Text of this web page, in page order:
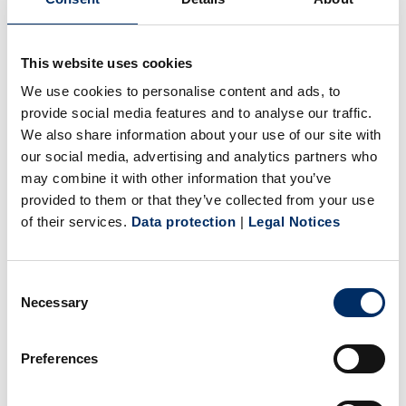
This website uses cookies
We use cookies to personalise content and ads, to
provide social media features and to analyse our traffic.
We also share information about your use of our site with
our social media, advertising and analytics partners who
may combine it with other information that you’ve
provided to them or that they’ve collected from your use
of their services. Data protection | Legal Notices
Selection
Necessary
Preferences
Die zum zweiten Mal mit dem TOP 100-Siegel
Jahren ist das Unternehmen aus Gütersloh auf die
Entwicklung und Herstellung optischer Speichermedien
spezialisiert. Mehr als sieben Milliarden Silberscheiben
mit Musik, Software, Spielen oder Filmen produzierte der
Top-Innovator bisher. Das Werk ist eines der führenden